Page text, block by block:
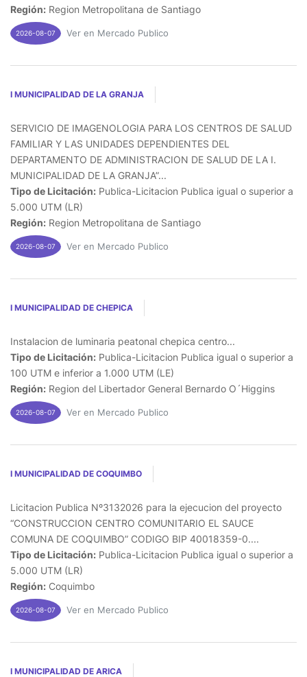
Región: Region Metropolitana de Santiago
2026-08-07 Ver en Mercado Publico
I MUNICIPALIDAD DE LA GRANJA
SERVICIO DE IMAGENOLOGIA PARA LOS CENTROS DE SALUD
FAMILIAR Y LAS UNIDADES DEPENDIENTES DEL
DEPARTAMENTO DE ADMINISTRACION DE SALUD DE LA I.
MUNICIPALIDAD DE LA GRANJA”...
Tipo de Licitación: Publica-Licitacion Publica igual o superior a
5.000 UTM (LR)
Región: Region Metropolitana de Santiago
2026-08-07 Ver en Mercado Publico
I MUNICIPALIDAD DE CHEPICA
Instalacion de luminaria peatonal chepica centro...
Tipo de Licitación: Publica-Licitacion Publica igual o superior a
100 UTM e inferior a 1.000 UTM (LE)
Región: Region del Libertador General Bernardo O´Higgins
2026-08-07 Ver en Mercado Publico
I MUNICIPALIDAD DE COQUIMBO
Licitacion Publica Nº3132026 para la ejecucion del proyecto
“CONSTRUCCION CENTRO COMUNITARIO EL SAUCE
COMUNA DE COQUIMBO” CODIGO BIP 40018359-0....
Tipo de Licitación: Publica-Licitacion Publica igual o superior a
5.000 UTM (LR)
Región: Coquimbo
2026-08-07 Ver en Mercado Publico
I MUNICIPALIDAD DE ARICA